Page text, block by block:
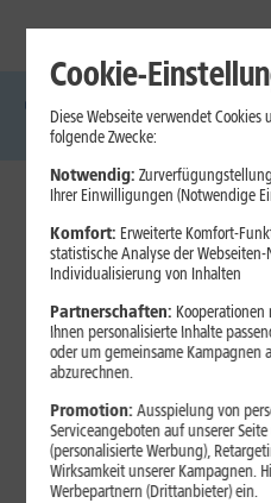
Glasfaser Internet
1&1
Jetzt unterbrechungsfrei
Ohne
Cookie-
Diese Webseite verwendet
folgende Zwecke:
Notwendig:
Ihrer Einwilligungen (Notwendige
Komfort: Erweiterte Komfort-
statistische Analyse der
Individualisierung von Inhalten
Partnerschaften:
Ihnen personalisierte Inhalte
oder um gemeinsame Kampagnen
abzurechnen.
Promotion:Ausspielung von
Serviceangeboten auf unserer
(personalisierte Werbung),
Wirksamkeit unserer Kampagnen.
Werbepartnern (Drittanbieter) ein.